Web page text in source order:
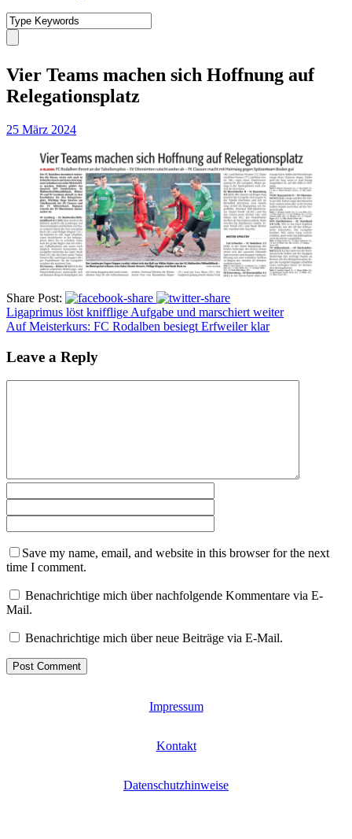
Vier Teams machen sich Hoffnung auf
Relegationsplatz
25 März 2024
Share Post:
Ligaprimus löst knifflige Aufgabe und marschiert weiter
Auf Meisterkurs: FC Rodalben besiegt Erfweiler klar
Leave a Reply
Save my name, email, and website in this browser for the next
time I comment.
Benachrichtige mich über nachfolgende Kommentare via E-
Mail.
Benachrichtige mich über neue Beiträge via E-Mail.
Impressum
Kontakt
Datenschutzhinweise